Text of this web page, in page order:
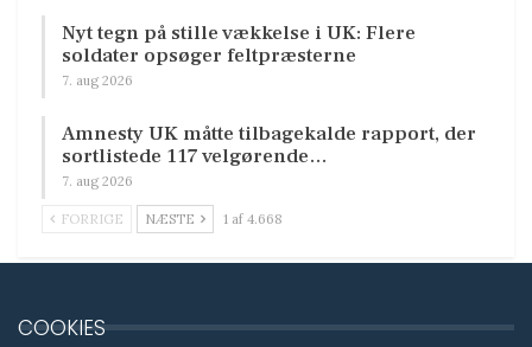
Nyt tegn på stille vækkelse i UK: Flere
soldater opsøger feltpræsterne
7. aug 2026
Amnesty UK måtte tilbagekalde rapport, der
sortlistede 117 velgørende…
7. aug 2026
FORRIGE NÆSTE 1 af 4.668
COOKIES